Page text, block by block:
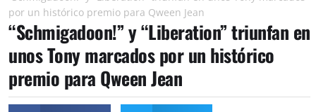
por un histórico premio para Qween Jean
“Schmigadoon!” y “Liberation” triunfan en
unos Tony marcados por un histórico
premio para Qween Jean